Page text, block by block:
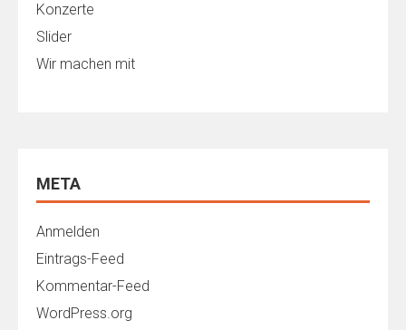
Konzerte
Slider
Wir machen mit
META
Anmelden
Eintrags-Feed
Kommentar-Feed
WordPress.org